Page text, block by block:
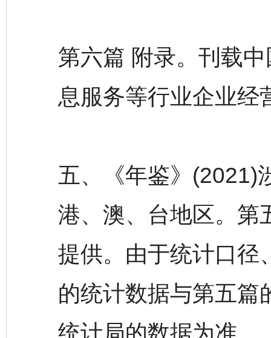
第六篇 附录。刊载
息服务等行业企业经
五、《年鉴》(2021)
港、澳、台地区。第
提供。由于统计口径
的统计数据与第五篇
统计局的数据为准。